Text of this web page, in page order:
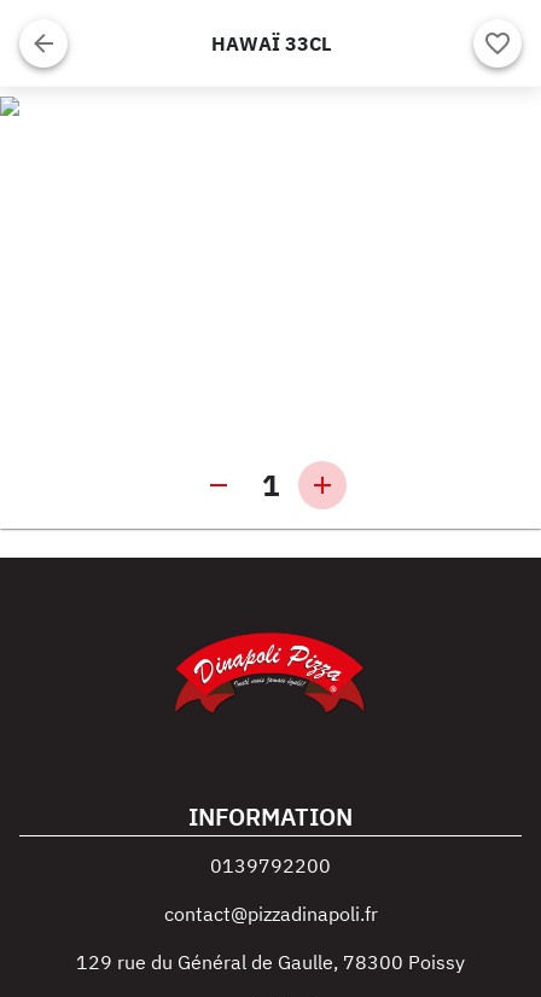
HAWAÏ 33CL
1
INFORMATION
0139792200
contact@pizzadinapoli.fr
129 rue du Général de Gaulle, 78300 Poissy